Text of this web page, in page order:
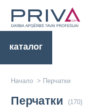
каталог
Начало > Перчатки
Перчатки (170)